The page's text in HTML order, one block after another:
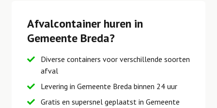
Afvalcontainer huren in
Gemeente Breda?
Diverse containers voor verschillende soorten
afval
Levering in Gemeente Breda binnen 24 uur
Gratis en supersnel geplaatst in Gemeente